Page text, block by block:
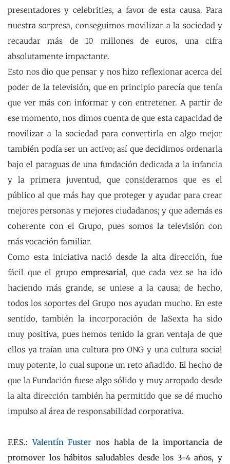
presentadores y celebrities, a favor de esta causa. Para
nuestra sorpresa, conseguimos movilizar a la sociedad y
recaudar más de 10 millones de euros, una cifra
absolutamente impactante.
Esto nos dio que pensar y nos hizo reflexionar acerca del
poder de la televisión, que en principio parecía que tenía
que ver más con informar y con entretener. A partir de
ese momento, nos dimos cuenta de que esta capacidad de
movilizar a la sociedad para convertirla en algo mejor
también podía ser un activo; así que decidimos ordenarla
bajo el paraguas de una fundación dedicada a la infancia
y la primera juventud, que consideramos que es el
público al que más hay que proteger y ayudar para crear
mejores personas y mejores ciudadanos; y que además es
coherente con el Grupo, pues somos la televisión con
más vocación familiar.
Como esta iniciativa nació desde la alta dirección, fue
fácil que el grupo empresarial, que cada vez se ha ido
haciendo más grande, se uniese a la causa; de hecho,
todos los soportes del Grupo nos ayudan mucho. En este
sentido, también la incorporación de laSexta ha sido
muy positiva, pues hemos tenido la gran ventaja de que
ellos ya traían una cultura pro ONG y una cultura social
muy potente, lo cual supone un reto añadido. El hecho de
que la Fundación fuese algo sólido y muy arropado desde
la alta dirección también ha permitido que se dé mucho
impulso al área de responsabilidad corporativa.
F.F.S.:Valentín Fuster nos habla de la importancia de
promover los hábitos saludables desde los 3-4 años, y